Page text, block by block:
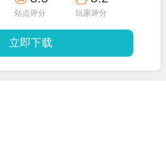
站点评分 玩家评分
立即下载